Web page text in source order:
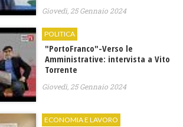
Giovedì, 25 Gennaio 2024
POLITICA
"PortoFranco"-Verso le
Amministrative: intervista a Vito
Torrente
Giovedì, 25 Gennaio 2024
ECONOMIA E LAVORO